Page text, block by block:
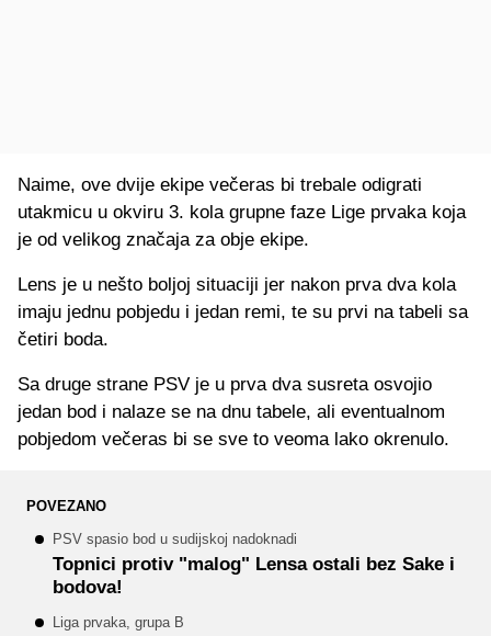
Naime, ove dvije ekipe večeras bi trebale odigrati
utakmicu u okviru 3. kola grupne faze Lige prvaka koja
je od velikog značaja za obje ekipe.
Lens je u nešto boljoj situaciji jer nakon prva dva kola
imaju jednu pobjedu i jedan remi, te su prvi na tabeli sa
četiri boda.
Sa druge strane PSV je u prva dva susreta osvojio
jedan bod i nalaze se na dnu tabele, ali eventualnom
pobjedom večeras bi se sve to veoma lako okrenulo.
POVEZANO
PSV spasio bod u sudijskoj nadoknadi
Topnici protiv "malog" Lensa ostali bez Sake i
bodova!
Liga prvaka, grupa B